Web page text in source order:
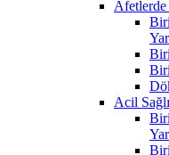
Acil